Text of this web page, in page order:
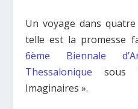
Un voyage dans
telle est la promesse
6ème Biennale
Thessalonique sous
Imaginaires ».